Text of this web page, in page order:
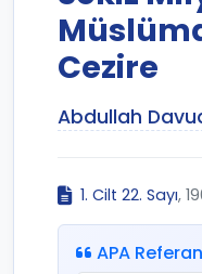
Cezire
Abdullah
1. Cilt 22. Sayı,
APA